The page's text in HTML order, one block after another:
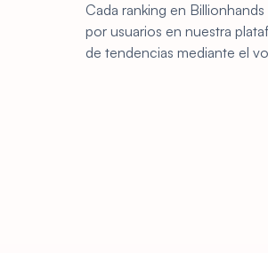
Cada ranking en
por usuarios en nuestra
de tendencias mediante el